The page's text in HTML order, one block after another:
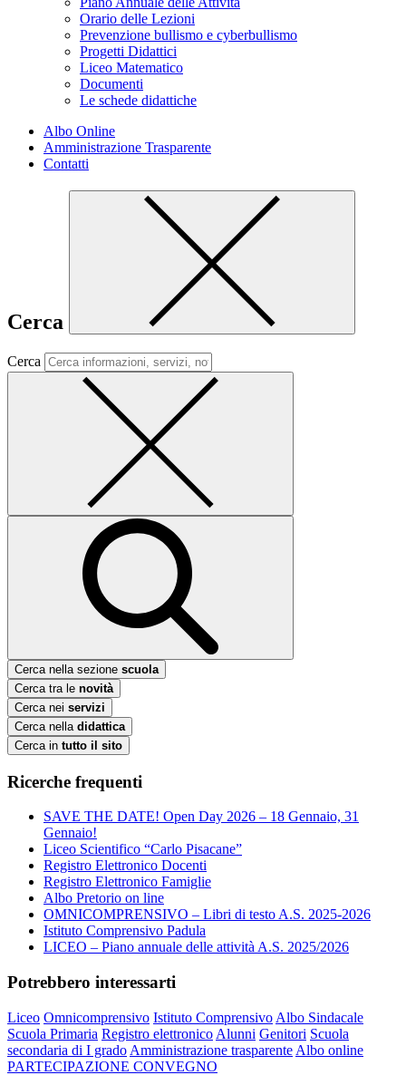
Orario delle Lezioni
Prevenzione bullismo e cyberbullismo
Progetti Didattici
Liceo Matematico
Documenti
Le schede didattiche
Albo Online
Amministrazione Trasparente
Contatti
Cerca
Cerca
Cerca nella sezione scuola
Cerca tra le novità
Cerca nei servizi
Cerca nella didattica
Cerca in tutto il sito
Ricerche frequenti
SAVE THE DATE! Open Day 2026 – 18 Gennaio, 31
Gennaio!
Liceo Scientifico “Carlo Pisacane”
Registro Elettronico Docenti
Registro Elettronico Famiglie
Albo Pretorio on line
OMNICOMPRENSIVO – Libri di testo A.S. 2025-2026
Istituto Comprensivo Padula
LICEO – Piano annuale delle attività A.S. 2025/2026
Potrebbero interessarti
Liceo Omnicomprensivo Istituto Comprensivo Albo Sindacale
Scuola Primaria Registro elettronico Alunni Genitori Scuola
secondaria di I grado Amministrazione trasparente Albo online
PARTECIPAZIONE CONVEGNO